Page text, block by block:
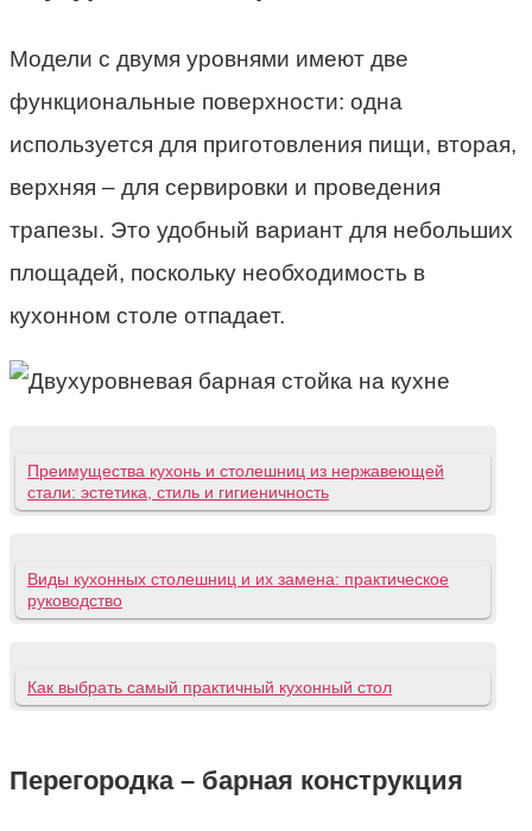
Модели с двумя уровнями имеют две
функциональные поверхности: одна
используется для приготовления пищи, вторая,
верхняя – для сервировки и проведения
трапезы. Это удобный вариант для небольших
площадей, поскольку необходимость в
кухонном столе отпадает.
Преимущества кухонь и столешниц из нержавеющей
стали: эстетика, стиль и гигиеничность
Виды кухонных столешниц и их замена: практическое
руководство
Как выбрать самый практичный кухонный стол
Перегородка – барная конструкция